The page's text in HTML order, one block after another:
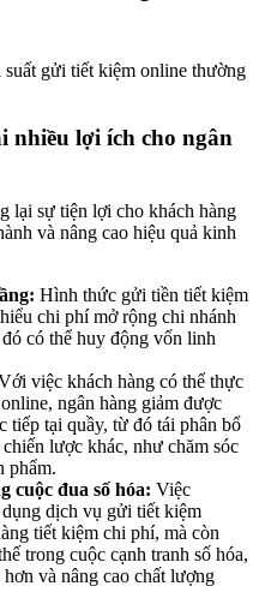
gửi tiết kiệm online thường
nhiều lợi ích cho ngân
lại sự tiện lợi cho khách hàng
và nâng cao hiệu quả kinh
Hình thức gửi tiền tiết kiệm
chi phí mở rộng chi nhánh
có thể huy động vốn linh
việc khách hàng có thể thực
ngân hàng giảm được
tiếp tại quầy, từ đó tái phân bổ
lược khác, như chăm sóc
phẩm.
cuộc đua số hóa: Việc
dịch vụ gửi tiết kiệm
tiết kiệm chi phí, mà còn
trong cuộc cạnh tranh số hóa,
và nâng cao chất lượng